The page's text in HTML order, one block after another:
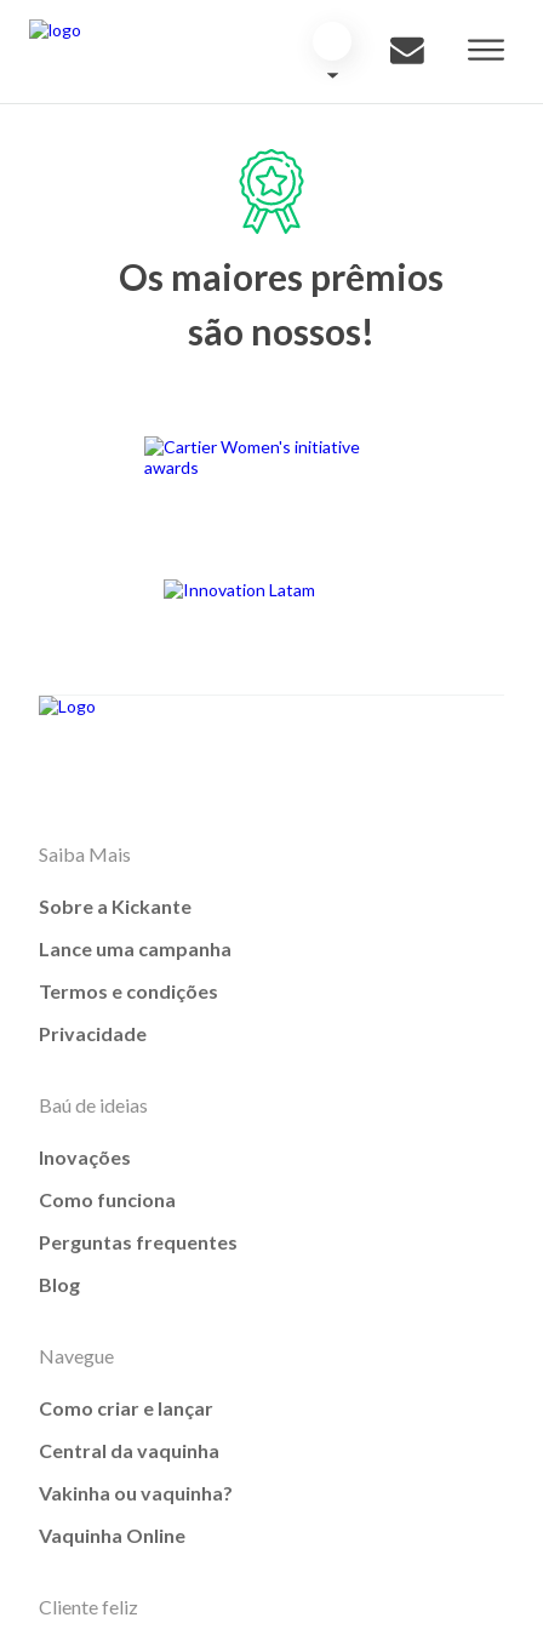
Os maiores prêmios
são nossos!
Saiba Mais
Sobre a Kickante
Lance uma campanha
Termos e condições
Privacidade
Baú de ideias
Inovações
Como funciona
Perguntas frequentes
Blog
Navegue
Como criar e lançar
Central da vaquinha
Vakinha ou vaquinha?
Vaquinha Online
Cliente feliz